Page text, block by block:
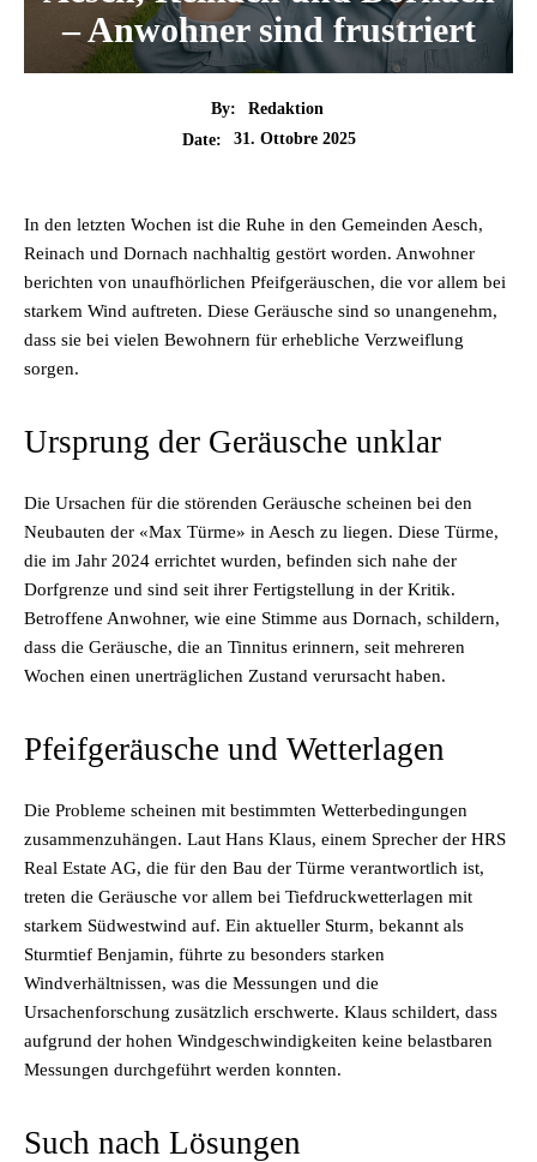
– Anwohner sind frustriert
By:
Redaktion
Date:
31. Ottobre 2025
In den letzten Wochen ist die Ruhe in den Gemeinden Aesch,
Reinach und Dornach nachhaltig gestört worden. Anwohner
berichten von unaufhörlichen Pfeifgeräuschen, die vor allem bei
starkem Wind auftreten. Diese Geräusche sind so unangenehm,
dass sie bei vielen Bewohnern für erhebliche Verzweiflung
sorgen.
Ursprung der Geräusche unklar
Die Ursachen für die störenden Geräusche scheinen bei den
Neubauten der «Max Türme» in Aesch zu liegen. Diese Türme,
die im Jahr 2024 errichtet wurden, befinden sich nahe der
Dorfgrenze und sind seit ihrer Fertigstellung in der Kritik.
Betroffene Anwohner, wie eine Stimme aus Dornach, schildern,
dass die Geräusche, die an Tinnitus erinnern, seit mehreren
Wochen einen unerträglichen Zustand verursacht haben.
Pfeifgeräusche und Wetterlagen
Die Probleme scheinen mit bestimmten Wetterbedingungen
zusammenzuhängen. Laut Hans Klaus, einem Sprecher der HRS
Real Estate AG, die für den Bau der Türme verantwortlich ist,
treten die Geräusche vor allem bei Tiefdruckwetterlagen mit
starkem Südwestwind auf. Ein aktueller Sturm, bekannt als
Sturmtief Benjamin, führte zu besonders starken
Windverhältnissen, was die Messungen und die
Ursachenforschung zusätzlich erschwerte. Klaus schildert, dass
aufgrund der hohen Windgeschwindigkeiten keine belastbaren
Messungen durchgeführt werden konnten.
Such nach Lösungen